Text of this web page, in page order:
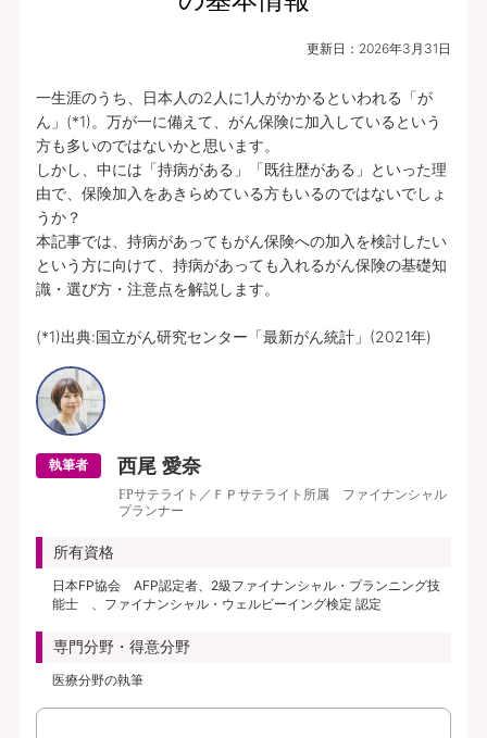
更新日： 2026年3月31日
一生涯のうち、日本人の2人に1人がかかるといわれる「が
ん」(*1)。万が一に備えて、がん保険に加入しているという
方も多いのではないかと思います。
しかし、中には「持病がある」「既往歴がある」といった理
由で、保険加入をあきらめている方もいるのではないでしょ
うか？
本記事では、持病があってもがん保険への加入を検討したい
という方に向けて、持病があっても入れるがん保険の基礎知
識・選び方・注意点を解説します。
(*1)出典:国立がん研究センター「最新がん統計」(2021年)
執筆者 西尾 愛奈
FPサテライト／ＦＰサテライト所属 ファイナンシャル
プランナー
所有資格
日本FP協会 AFP認定者、2級ファイナンシャル・プランニング技
能士 、ファイナンシャル・ウェルビーイング検定 認定
専門分野・得意分野
医療分野の執筆